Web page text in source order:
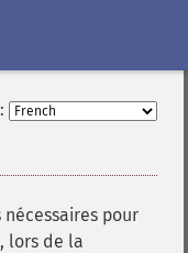
nécessaires pour
lors de la